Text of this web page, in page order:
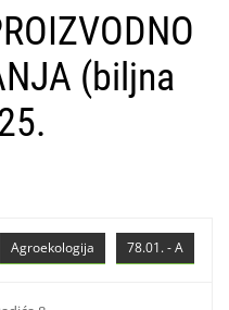
(biljna
78.01. - A
Agroekologija